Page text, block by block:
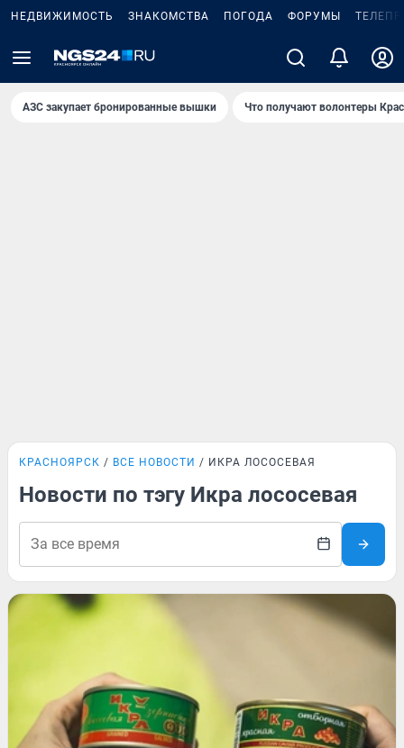
НЕДВИЖИМОСТЬ ЗНАКОМСТВА ПОГОДА ФОРУМЫ
AЗС закупает бронированные вышки Что получают волонтеры
КРАСНОЯРСК ВСЕ НОВОСТИ ИКРА ЛОСОСЕВАЯ
Новости по тэгу Икра лососевая